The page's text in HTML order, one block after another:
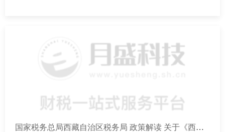
国家税务总局西藏自治区税务局 政策解读 关于《西藏自治区企业所得税地方分享部分减免政策适用企业实质性运营有关问题的公告》的解读